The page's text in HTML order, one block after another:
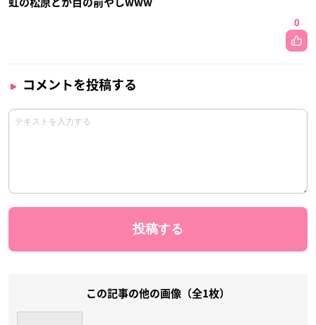
虹の松原とか目の前やしwww
0
コメントを投稿する
この記事の他の画像（全1枚）